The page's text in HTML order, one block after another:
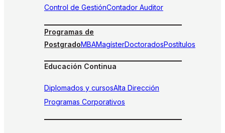
Control de GestiónContador Auditor
Programas de
PostgradoMBAMagísterDoctoradosPostítulos
Educación Continua
Diplomados y cursosAlta Dirección
Programas Corporativos